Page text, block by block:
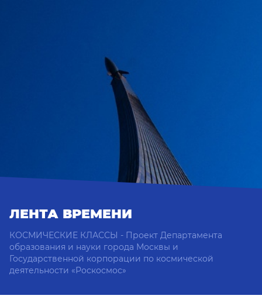
ЛЕНТА ВРЕМЕНИ
КОСМИЧЕСКИЕ КЛАССЫ - Проект Департамента
образования и науки города Москвы и
Государственной корпорации по космической
деятельности «Роскосмос»